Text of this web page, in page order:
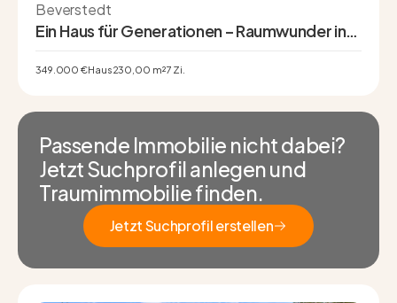
Beverstedt
Ein Haus für Generationen – Raumwunder in
Vollkeller
349.000 €Haus230,00 m²7 Zi.
Passende Immobilie nicht dabei?
Jetzt Suchprofil anlegen und
Traumimmobilie finden.
Jetzt Suchprofil erstellen